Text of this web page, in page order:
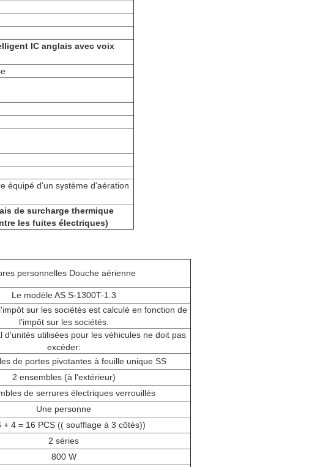
IC anglais avec voix
équipé d'un système d'aération
de surcharge thermique
les fuites électriques)
personnelles Douche aérienne
Le modèle AS S-1300T-1.3
sur les sociétés est calculé en fonction de
l'impôt sur les sociétés.
d'unités utilisées pour les véhicules ne doit pas
excéder:
de portes pivotantes à feuille unique SS
2 ensembles (à l'extérieur)
de serrures électriques verrouillés
Une personne
+ 4 = 16 PCS (( soufflage à 3 côtés))
2 séries
800 W